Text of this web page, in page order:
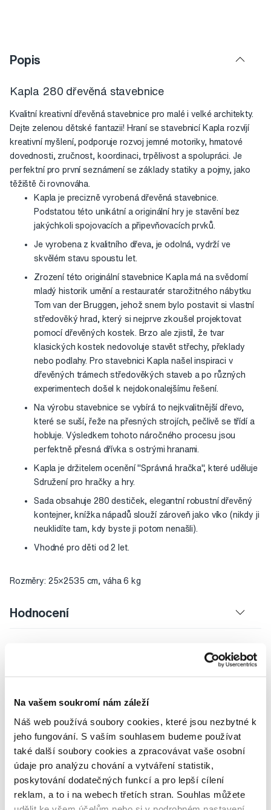
Na vašem soukromí nám záleží
Náš web používá soubory cookies, které jsou nezbytné k
jeho fungování. S vaším souhlasem budeme používat
také další soubory cookies a zpracovávat vaše osobní
údaje pro analýzu chování a vytváření statistik,
poskytování dodatečných funkcí a pro lepší cílení
reklam, a to i na webech třetích stran. Souhlas můžete
Popis
Kapla 280 dřevěná stavebnice
Kvalitní kreativní dřevěná stavebnice pro malé i velké architekty.
Dejte zelenou dětské fantazii! Hraní se stavebnicí Kapla rozvíjí
kreativní myšlení, podporuje rozvoj jemné motoriky, hmatové
dovednosti, zručnost, koordinaci, trpělivost a spolupráci. Je
perfektní pro první seznámení se základy statiky a pojmy, jako
těžiště či rovnováha.
Kapla je precizně vyrobená dřevěná stavebnice.
Podstatou této unikátní a originální hry je stavění bez
jakýchkoli spojovacích a připevňovacích prvků.
Je vyrobena z kvalitního dřeva, je odolná, vydrží ve
skvělém stavu spoustu let.
Zrození této originální stavebnice Kapla má na svědomí
mladý historik umění a restauratér starožitného nábytku
Tom van der Bruggen, jehož snem bylo postavit si vlastní
středověký hrad, který si nejprve zkoušel projektovat
pomocí dřevěných kostek. Brzo ale zjistil, že tvar
klasických kostek nedovoluje stavět střechy, překlady
nebo podlahy. Pro stavebnici Kapla našel inspiraci v
dřevěných trámech středověkých staveb a po různých
experimentech došel k nejdokonalejšímu řešení.
Na výrobu stavebnice se vybírá to nejkvalitnější dřevo,
které se suší, řeže na přesných strojích, pečlivě se třídí a
hobluje. Výsledkem tohoto náročného procesu jsou
perfektně přesná dřívka s ostrými hranami.
Kapla je držitelem ocenění "Správná hračka", které uděluje
Sdružení pro hračky a hry.
Sada obsahuje 280 destiček, elegantní robustní dřevěný
kontejner, knížka nápadů slouží zároveň jako víko (nikdy ji
neuklidíte tam, kdy byste ji potom nenašli).
Vhodné pro děti od 2 let.
Rozměry: 25×2535 cm, váha 6 kg
Hodnocení
Napište našim odborníkům